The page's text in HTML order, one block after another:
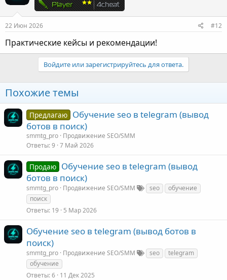
22 Июн 2026 #12
Практические кейсы и рекомендации!
Войдите или зарегистрируйтесь для ответа.
Похожие темы
Предлагаю Обучение seo в telegram (вывод
ботов в поиск)
smmtg_pro Продвижение SEO/SMM
Ответы 9 7 Май 2026
Продаю Обучение seo в telegram (вывод
ботов в поиск)
smmtg_pro Продвижение SEO/SMM seo
обучение
поиск
Ответы 19 5 Мар 2026
Обучение seo в telegram (вывод ботов в
поиск)
smmtg_pro Продвижение SEO/SMM seo
telegram
обучение
Ответы 6 11 Дек 2025